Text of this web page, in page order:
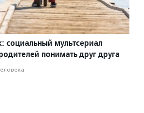
социальный мультсериал
понимать друг друга